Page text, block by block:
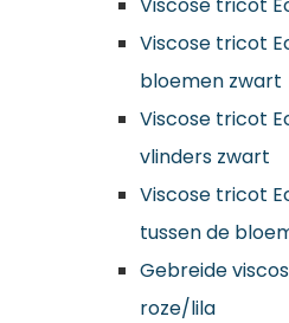
Viscose tricot
bloemen zwart
Viscose tricot
vlinders zwart
Viscose tricot
tussen de
Gebreide
roze/lila